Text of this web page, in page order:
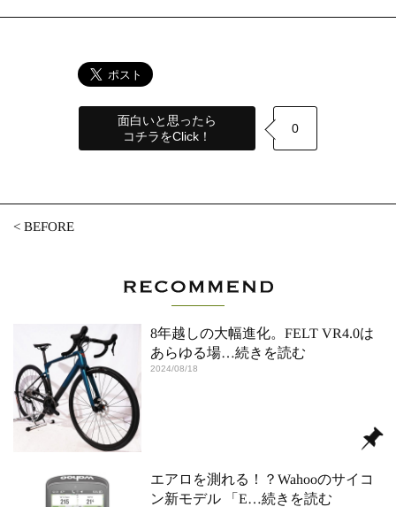
面白いと思ったら
コチラをClick！
0
<BEFORE
8年越しの大幅進化。FELT VR4.0は
あらゆる場…続きを読む
2024/08/18
エアロを測れる！？Wahooのサイコ
ン新モデル 「E…続きを読む